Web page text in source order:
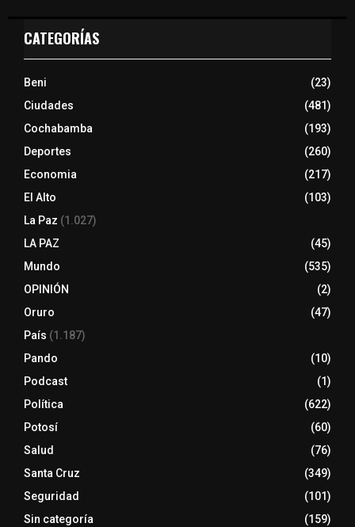
CATEGORÍAS
Beni
(23)
Ciudades
(481)
Cochabamba
(193)
Deportes
(260)
Economia
(217)
El Alto
(103)
La Paz (1.027)
LA PAZ
(45)
Mundo
(535)
OPINIÓN
(2)
Oruro
(47)
País (1.187)
Pando
(10)
Podcast
(1)
Política
(622)
Potosí
(60)
Salud
(76)
Santa Cruz
(349)
Seguridad
(101)
Sin categoría
(159)